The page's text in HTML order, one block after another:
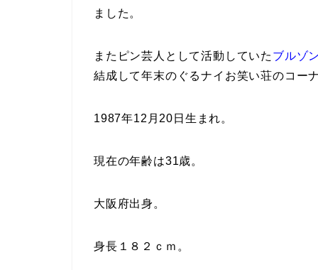
ました。
またピン芸人として活動していた ブルゾ
結成して年末のぐるナイお笑い荘のコー
1987年12月20日生まれ。
現在の年齢は31歳。
大阪府出身。
身長１８２ｃｍ。